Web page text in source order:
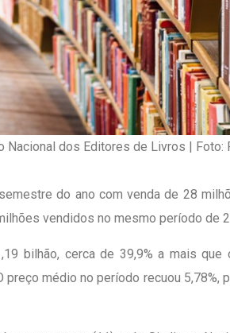
dos Editores de Livros | Foto:
do ano com venda de 28
vendidos no mesmo período de
bilhão, cerca de 39,9% a mais
médio no período recuou 5,78%,